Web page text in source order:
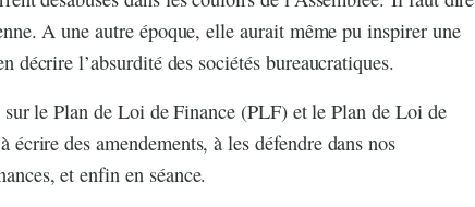
A une autre époque, elle aurait même pu inspirer une
l’absurdité des sociétés bureaucratiques.
le Plan de Loi de Finance (PLF) et le Plan de Loi de
des amendements, à les défendre dans nos
et enfin en séance.